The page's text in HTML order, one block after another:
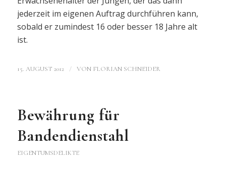
jederzeit im eigenen Auftrag durchführen kann,
sobald er zumindest 16 oder besser 18 Jahre alt
ist.
15. AUGUST 2012 / VON FLORIAN SCHNEIDER
Bewährung für
Bandendienstahl
EIGENTUMSDELIKTE